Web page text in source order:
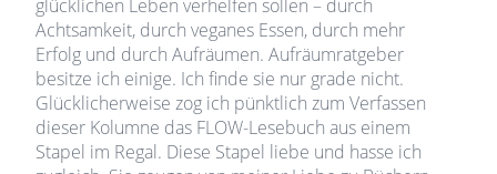
glücklichen Leben verhelfen sollen – durch
Achtsamkeit, durch veganes Essen, durch mehr
Erfolg und durch Aufräumen. Aufräumratgeber
besitze ich einige. Ich finde sie nur grade nicht.
Glücklicherweise zog ich pünktlich zum Verfassen
dieser Kolumne das FLOW-Lesebuch aus einem
Stapel im Regal. Diese Stapel liebe und hasse ich